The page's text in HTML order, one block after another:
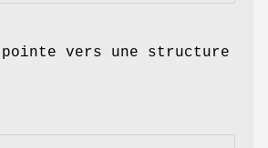
pointe vers une structure